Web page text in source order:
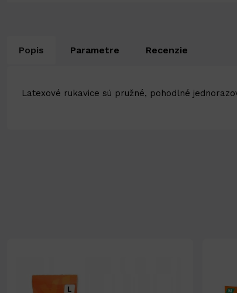
Popis Parametre Recenzie
Latexové rukavice sú pružné, pohodlné